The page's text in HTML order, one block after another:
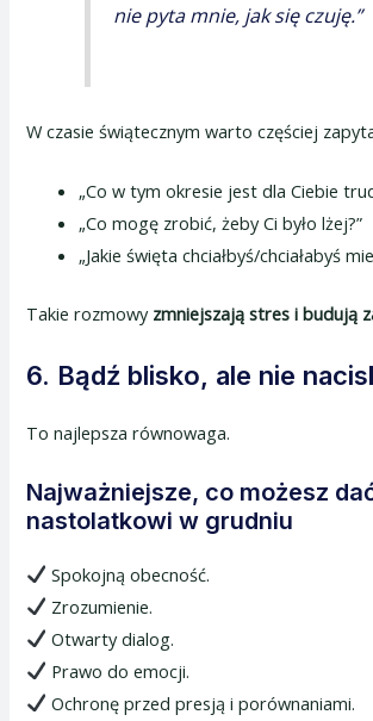
nie pyta mnie, jak się czuję.”
W czasie świątecznym warto częściej
„Co w tym okresie jest dla Ciebie
„Co mogę zrobić, żeby Ci było lżej?”
„Jakie święta chciałbyś/chciałabyś
Takie rozmowy zmniejszają stres i budują
6. Bądź blisko, ale nie
To najlepsza równowaga.
Najważniejsze, co możesz
nastolatkowi w grudniu
Spokojną obecność.
Zrozumienie.
Otwarty dialog.
Prawo do emocji.
Ochronę przed presją i porównaniami.